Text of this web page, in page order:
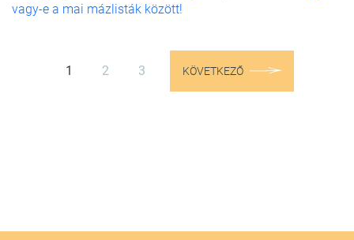
vagy-e a mai mázlisták között!
1 2 3 KÖVETKEZŐ